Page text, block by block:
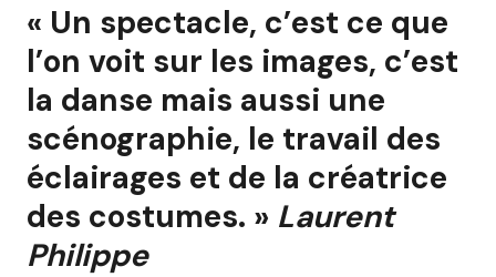
« Un spectacle, c’est ce que
l’on voit sur les images, c’est
la danse mais aussi une
scénographie, le travail des
éclairages et de la créatrice
des costumes. » Laurent
Philippe